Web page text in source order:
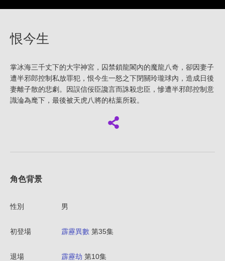
恨今生
掌冰海三千丈下的大宇神宮，囚禁鎖龍閣內的魔龍八奇，卻因妻子
遭半邪郎控制私放罪犯，恨今生一怒之下閉關玲瓏球內，造成日後
妻離子散的悲劇。因誤信佞臣讒言而誅殺忠臣，慘遭半邪郎控制意
識淪為麾下，最後被天虎八將的枯葉所殺。
角色背景
性別 男
初登場 霹靂異數 第35集
退場 霹靂劫 第10集